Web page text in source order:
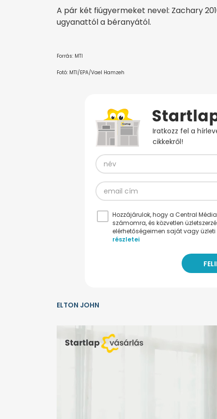
A pár két fiúgyermeket nevel: Zachary
ugyanattól a béranyától.
Forrás: MTI
Fotó: MTI/EPA/Vael Hamzeh
Iratkozz fel a
cikkekről!
Hozzájárulok, hogy a Central
számomra, és közvetlen
elérhetőségeimen saját vagy
részletei
ELTON JOHN